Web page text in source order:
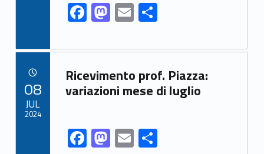
F
ac
e
b
o
k
M
as
to
d
o
E
m
ai
l
S
ar
e
Link identifier archive #link-archive-91328
Ricevimento prof. Piazza:
variazioni mese di luglio
Link identifier share facebook archive #share-link-archive-13382F M E S
08
JUL
2024